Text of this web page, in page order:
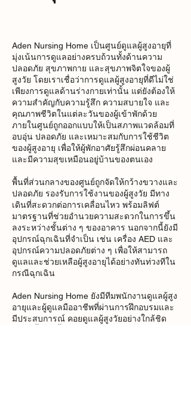
Aden Nursing Home เป็นศูนย์ดูแลผู้สูงอายุที่
มุ่งเน้นการดูแลอย่างครบถ้วนทั้งด้านความ
ปลอดภัย สุขภาพกาย และสุขภาพจิตใจของผู้
สูงวัย โดยเราเชื่อว่าการดูแลผู้สูงอายุที่ดีไม่ใช่
เพียงการดูแลด้านร่างกายเท่านั้น แต่ยังต้องให้
ความสำคัญกับความรู้สึก ความสบายใจ และ
คุณภาพชีวิตในแต่ละวันของผู้เข้าพักด้วย
ภายในศูนย์ถูกออกแบบให้เป็นสภาพแวดล้อมที่
อบอุ่น ปลอดภัย และเหมาะสมกับการใช้ชีวิต
ของผู้สูงอายุ เพื่อให้ผู้พักอาศัยรู้สึกผ่อนคลาย
และมีความสุขเหมือนอยู่บ้านของตนเอง
พื้นที่ส่วนกลางของศูนย์ถูกจัดให้กว้างขวางและ
ปลอดภัย รองรับการใช้งานของผู้สูงวัย มีทาง
เดินที่สะดวกต่อการเคลื่อนไหว พร้อมลิฟต์
มาตรฐานที่ช่วยอำนวยความสะดวกในการขึ้น
ลงระหว่างชั้นต่าง ๆ ของอาคาร นอกจากนี้ยังมี
อุปกรณ์ฉุกเฉินที่จำเป็น เช่น เครื่อง AED และ
อุปกรณ์ความปลอดภัยต่าง ๆ เพื่อให้สามารถ
ดูแลและช่วยเหลือผู้สูงอายุได้อย่างทันท่วงทีใน
กรณีฉุกเฉิน
Aden Nursing Home ยังมีทีมพนักงานดูแลผู้สูง
อายุและผู้ดูแลมืออาชีพที่ผ่านการฝึกอบรมและ
มีประสบการณ์ คอยดูแลผู้สูงวัยอย่างใกล้ชิด